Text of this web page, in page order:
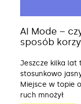
AI Mode –
sposób
Jeszcze kilka lat
stosunkowo
Miejsce w topie
ruch mnożył